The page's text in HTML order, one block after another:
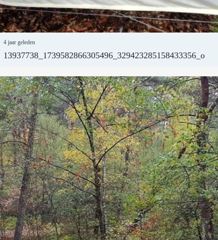
4 jaar geleden
13937738_1739582866305496_329423285158433356_o